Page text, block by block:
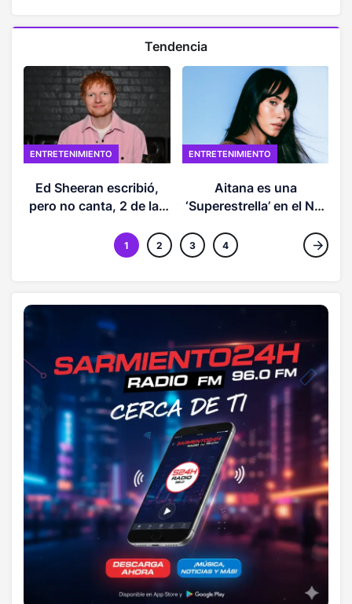
Tendencia
ENTRETENIMIENTO
Ed Sheeran escribió,
pero no canta, 2 de las
populares del mundo
esta semana
ENTRETENIMIENTO
Aitana es una
‘Superestrella’ en el No.
Pop Songs
1 2 3 4